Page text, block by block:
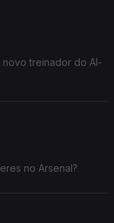
novo treinador do Al-
no Arsenal?